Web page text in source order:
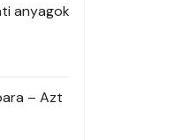
anyagok
– Azt